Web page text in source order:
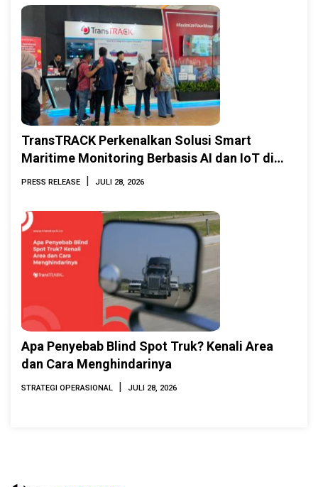
TransTRACK Perkenalkan Solusi Smart
Maritime Monitoring Berbasis AI dan IoT di
INAMARINE 2026
PRESS RELEASE | JULI 28, 2026
Apa Penyebab Blind Spot Truk? Kenali Area
dan Cara Menghindarinya
STRATEGI OPERASIONAL | JULI 28, 2026